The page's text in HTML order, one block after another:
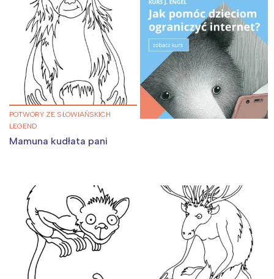
POTWORY ZE SŁOWIAŃSKICH
LEGEND
Mamuna kudłata pani